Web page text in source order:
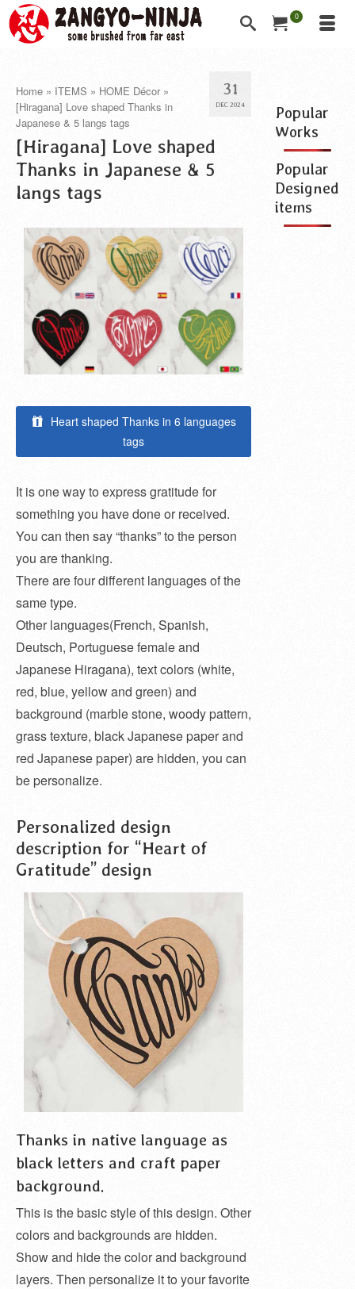
0
31
DEC 2024
Home » ITEMS » HOME Décor »
[Hiragana] Love shaped Thanks in
Japanese & 5 langs tags
[Hiragana] Love shaped
Thanks in Japanese & 5
langs tags
Heart shaped Thanks in 6 languages
tags
It is one way to express gratitude for
something you have done or received.
You can then say “thanks” to the person
you are thanking.
There are four different languages of the
same type.
Other languages(French, Spanish,
Deutsch, Portuguese female and
Japanese Hiragana), text colors (white,
red, blue, yellow and green) and
background (marble stone, woody pattern,
grass texture, black Japanese paper and
red Japanese paper) are hidden, you can
be personalize.
Personalized design
description for “Heart of
Gratitude” design
Thanks in native language as
black letters and craft paper
background.
This is the basic style of this design. Other
colors and backgrounds are hidden.
Show and hide the color and background
layers. Then personalize it to your favorite
Popular
Works
Popular
Designed
items